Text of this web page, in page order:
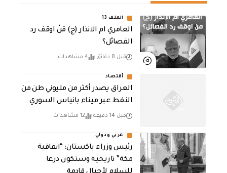
الملف 13
العامري ام الانذار (ج) مَنْ اوقف رد
الفصائل؟
قبل 8 دقائق 4 مشاهدات
أقتصاد
العراق يصدر أكثر من مليوني طن من
النفط عبر ميناء بانياس السوري
قبل 14 دقيقة 12 مشاهدات
عربي ودولي
رئيس وزراء باكستان: “اتفاقية
مكة” تاريخية وستكون درعا